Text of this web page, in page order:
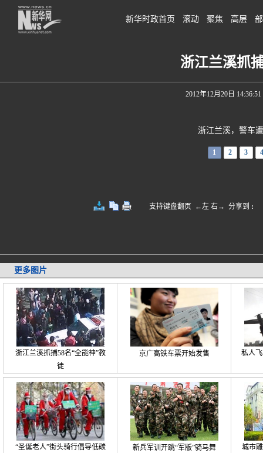
新华时政首页 滚动 聚焦 高层
浙江兰溪抓
2012年12月20日 14:36:51
浙江兰溪，警车遭
1 2 3 4
支持键盘翻页 ←左 右→ 分享到 :
更多图片
浙江兰溪抓捕58名“全能神”教
徒
京广高铁车票开始发售 私人
“圣诞老人”街头骑行倡导低碳
新兵军训开跳“军版”骑马舞 城市